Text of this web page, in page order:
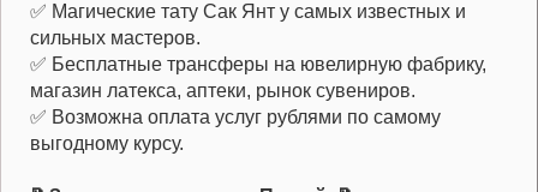
✅ Магические тату Сак Янт у самых известных и
сильных мастеров.
✅ Бесплатные трансферы на ювелирную фабрику,
магазин латекса, аптеки, рынок сувениров.
✅ Возможна оплата услуг рублями по самому
выгодному курсу.